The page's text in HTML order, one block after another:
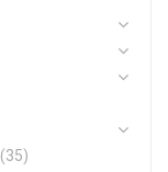
(35)